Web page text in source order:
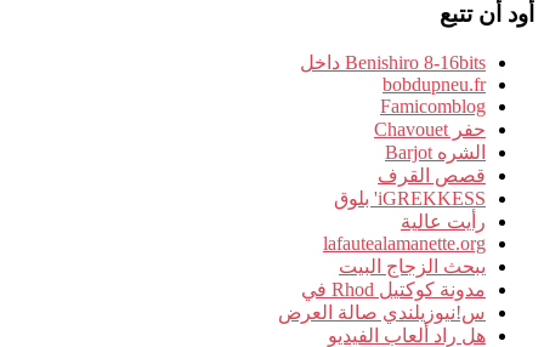
أود أن تتبع
Benishiro 8-16bits داخل
bobdupneu.fr
Famicomblog
حفر Chavouet
الشره Barjot
قصص القرف
iGREKKESS' بلوق
رأيت عالية
lafautealamanette.org
يبحث الزجاج البيت
مدونة كوكتيل Rhod في
س!نيوزيلندي صالة العرض
هل راد ألعاب الفيديو